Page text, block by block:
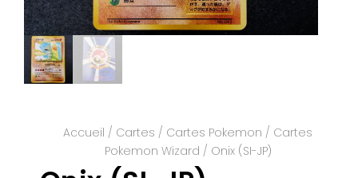
Accueil / Cartes / Cartes Pokemon / Cartes
Pokemon Wizard / Onix (SI-JP)